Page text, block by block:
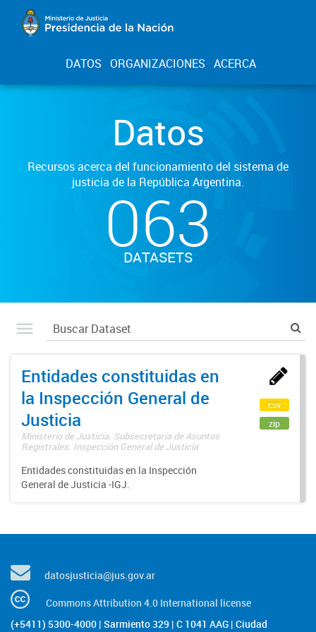
DATOS ORGANIZACIONES ACERCA
Datos
Recursos acerca del funcionamiento del sistema de
justicia de la República Argentina.
063
DATASETS
Entidades constituidas en
la Inspección General de
Justicia
Ministerio de Justicia. Subsecretaría de Asuntos
Registrales. Inspección General de Justicia
Entidades constituidas en la Inspección
General de Justicia -IGJ.
csv
zip
datosjusticia@jus.gov.ar
Commons Attribution 4.0 International license
(+5411) 5300-4000 | Sarmiento 329 | C 1041 AAG | Ciudad